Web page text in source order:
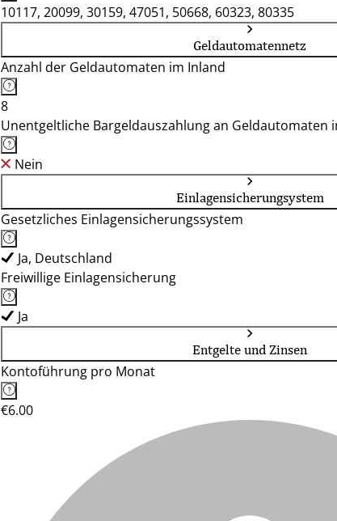
10117, 20099, 30159, 47051, 50668, 60323, 80335
Geldautomatennetz
Anzahl der Geldautomaten im Inland
8
Unentgeltliche Bargeldauszahlung an Geldautomaten
Nein
Einlagensicherungsystem
Gesetzliches Einlagensicherungssystem
Ja, Deutschland
Freiwillige Einlagensicherung
Ja
Entgelte und Zinsen
Kontoführung pro Monat
€6.00